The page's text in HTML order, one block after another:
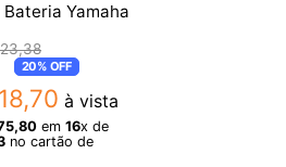
Bateria Yamaha
,38
20%OFF
,70 à vista
,80 em 16x de
no cartão de